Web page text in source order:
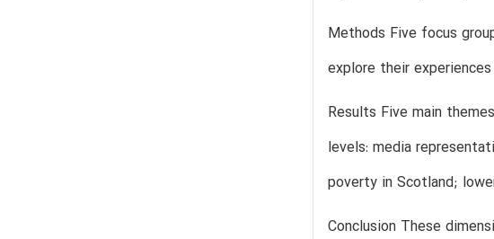
Methods Five focus
explore their
Results Five main
levels: media
poverty in Scotland;
Conclusion These